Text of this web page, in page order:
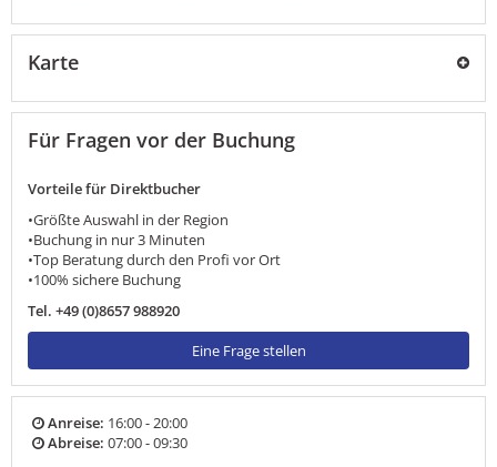
Karte
Für Fragen vor der Buchung
Vorteile für Direktbucher
•Größte Auswahl in der Region
•Buchung in nur 3 Minuten
•Top Beratung durch den Profi vor Ort
•100% sichere Buchung
Tel. +49 (0)8657 988920
Eine Frage stellen
Anreise: 16:00 - 20:00
Abreise: 07:00 - 09:30